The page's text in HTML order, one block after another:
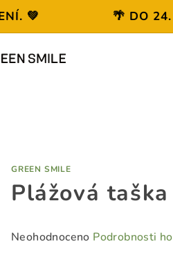
💚 🌴 DO 24. 8.
GREEN SMILE
Plážová
Průměrné
Neohodnoceno Podrobnosti